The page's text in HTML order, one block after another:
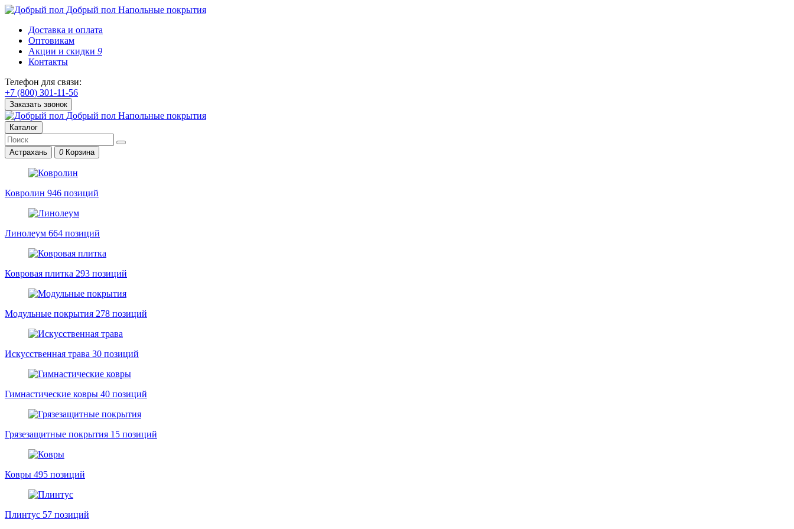
Добрый пол Напольные покрытия
Доставка и оплата
Оптовикам
Акции и скидки 9
Контакты
Телефон для связи:
+7 (800) 301-11-56
Заказать звонок
Добрый пол Напольные покрытия
Каталог
Астрахань 0 Корзина
Ковролин 946 позиций
Линолеум 664 позиций
Ковровая плитка 293 позиций
Модульные покрытия 278 позиций
Искусственная трава 30 позиций
Гимнастические ковры 40 позиций
Грязезащитные покрытия 15 позиций
Ковры 495 позиций
Плинтус 57 позиций